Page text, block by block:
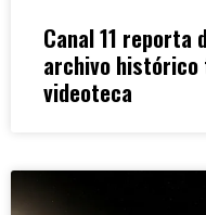
Canal 11 reporta
archivo
videoteca